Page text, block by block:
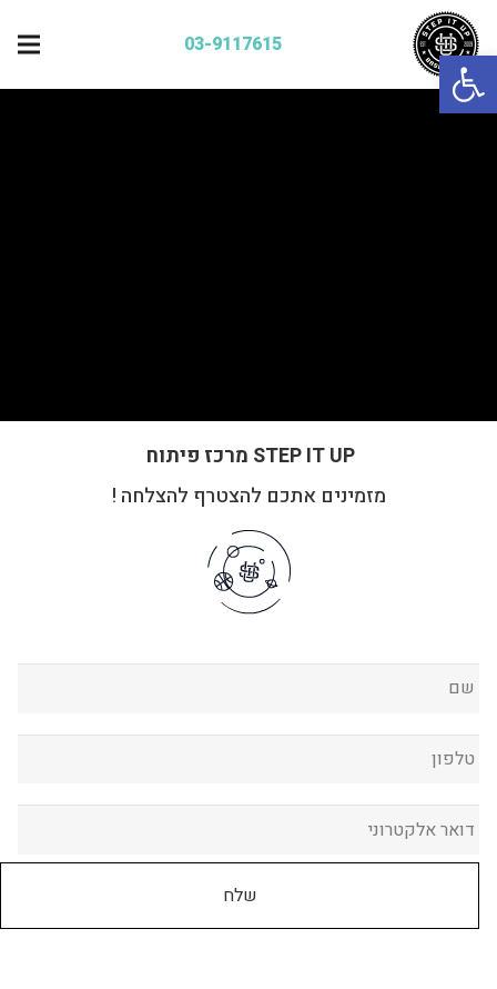
פתח סרגל נגישות 03-9117615
STEP IT UP מרכז פיתוח
מזמינים אתכם להצטרף להצלחה !
שם *
טלפון *
דואר אלקטרוני